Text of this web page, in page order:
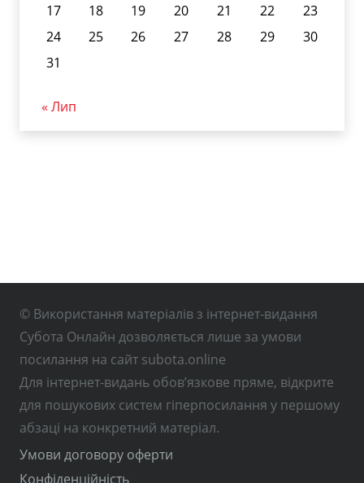
17
18 19 20 21 22
23
24
25 26 27 28 29
30
31
« Лип
© Використання матеріалів з інтернет-видання
Субота Онлайн дозволяється лише за умови
посилання на сайт subota.online
Для інтернет-видань обов’язкове пряме, відкрите
для пошукових систем гіперпосилання у першому
абзаці на конкретний матеріал.
Умови договору оферти
Конфіденційність